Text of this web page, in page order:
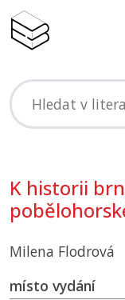
K historii
Milena Flodrová
místo vydání